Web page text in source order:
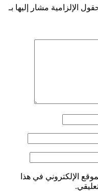
الإلزامية مشار إليها بـ
الإلكتروني في هذا